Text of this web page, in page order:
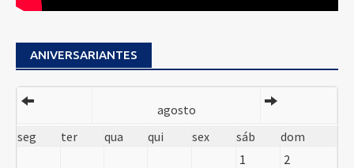
ANIVERSARIANTES
agosto
seg
ter qua qui sex sáb
dom
1
2